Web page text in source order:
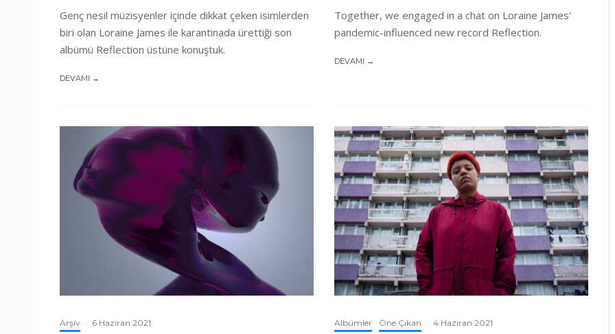
Genç nesil müzisyenler içinde dikkat çeken isimlerden
biri olan Loraine James ile karantinada ürettiği son
albümü Reflection üstüne konuştuk.
DEVAMI →
Together, we engaged in a chat on Loraine James'
pandemic-influenced new record Reflection.
DEVAMI →
Arşiv · 6 Haziran 2021 Albümler Öne Çıkan · 4 Haziran 2021